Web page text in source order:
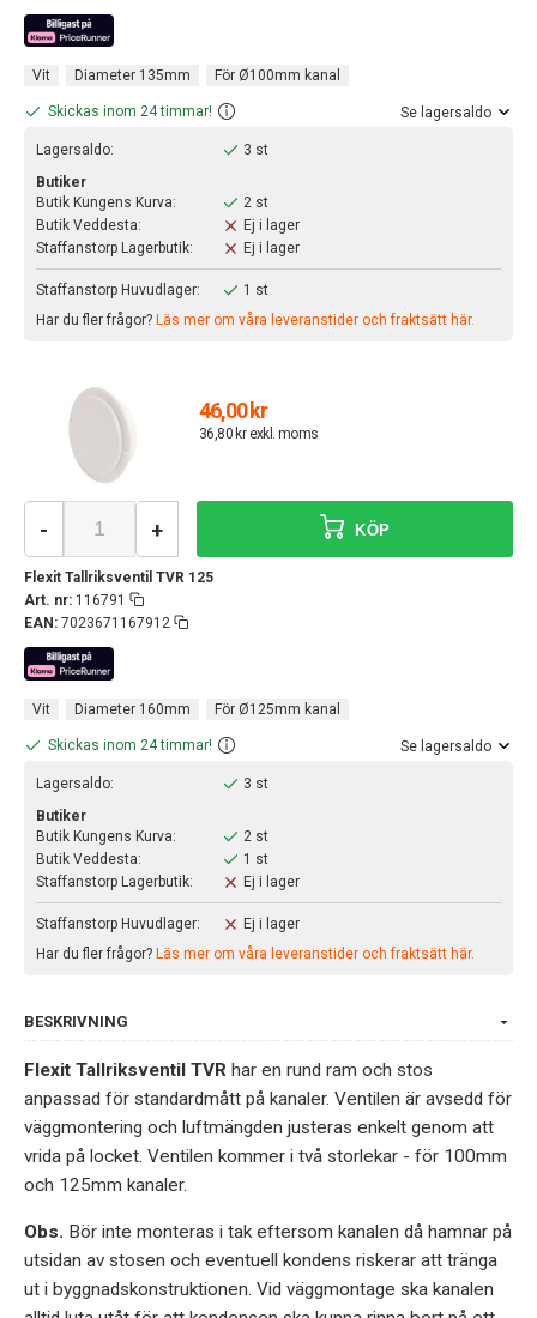
Vit Diameter 135mm För Ø100mm kanal
Skickas inom 24 timmar! Se lagersaldo
Lagersaldo:
3 st
Butiker
Butik Kungens Kurva:
2 st
Butik Veddesta:
Ej i lager
Staffanstorp Lagerbutik:
Ej i lager
Staffanstorp Huvudlager:
1 st
Har du fler frågor? Läs mer om våra leveranstider och fraktsätt här.
46,00 kr
36,80 kr exkl. moms
Flexit Tallriksventil TVR 125
Art. nr: 116791
EAN: 7023671167912
- + KÖP
Vit Diameter 160mm För Ø125mm kanal
Skickas inom 24 timmar! Se lagersaldo
Lagersaldo:
3 st
Butiker
Butik Kungens Kurva:
2 st
Butik Veddesta:
1 st
Staffanstorp Lagerbutik:
Ej i lager
Staffanstorp Huvudlager:
Ej i lager
Har du fler frågor? Läs mer om våra leveranstider och fraktsätt här.
BESKRIVNING
Flexit Tallriksventil TVR har en rund ram och stos
anpassad för standardmått på kanaler. Ventilen är avsedd för
väggmontering och luftmängden justeras enkelt genom att
vrida på locket. Ventilen kommer i två storlekar - för 100mm
och 125mm kanaler.
Obs. Bör inte monteras i tak eftersom kanalen då hamnar på
utsidan av stosen och eventuell kondens riskerar att tränga
ut i byggnadskonstruktionen. Vid väggmontage ska kanalen